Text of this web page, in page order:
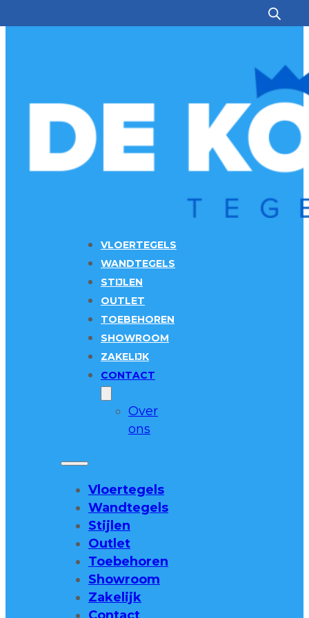
VLOERTEGELS
WANDTEGELS
STIJLEN
OUTLET
TOEBEHOREN
SHOWROOM
ZAKELIJK
CONTACT
Over
ons
Vloertegels
Wandtegels
Stijlen
Outlet
Toebehoren
Showroom
Zakelijk